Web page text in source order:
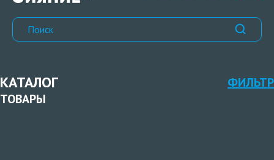
КАТАЛОГ
ФИЛЬТР
ТОВАРЫ